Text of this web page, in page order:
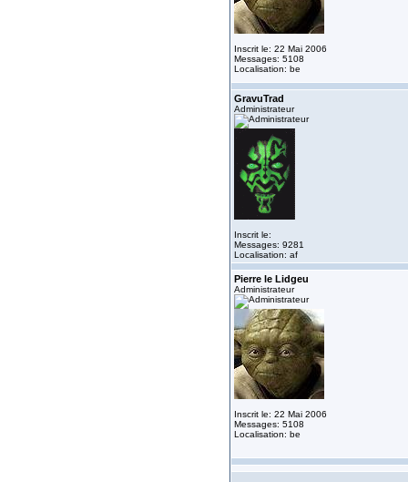
Inscrit le: 22 Mai 2006
Messages: 5108
Localisation: be
GravuTrad
Administrateur
Inscrit le:
Messages: 9281
Localisation: af
Pierre le Lidgeu
Administrateur
Inscrit le: 22 Mai 2006
Messages: 5108
Localisation: be